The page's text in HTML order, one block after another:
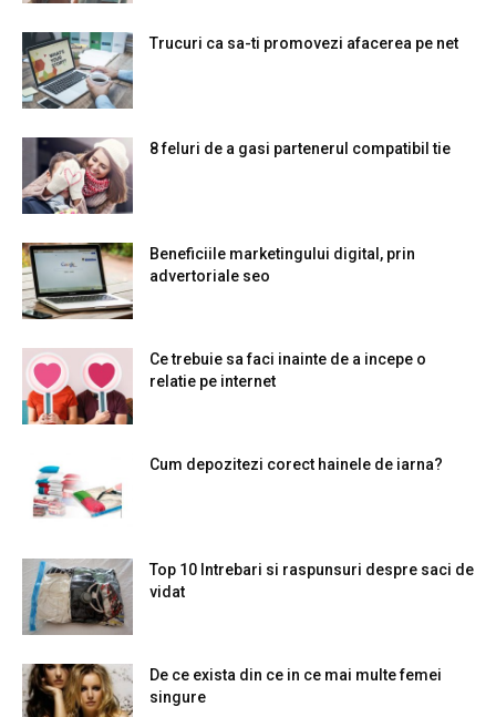
Trucuri ca sa-ti promovezi afacerea pe net
8 feluri de a gasi partenerul compatibil tie
Beneficiile marketingului digital, prin
advertoriale seo
Ce trebuie sa faci inainte de a incepe o
relatie pe internet
Cum depozitezi corect hainele de iarna?
Top 10 Intrebari si raspunsuri despre saci de
vidat
De ce exista din ce in ce mai multe femei
singure